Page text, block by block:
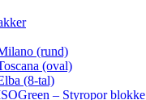
(rund)
(oval)
(8-tal)
– Styropor blokke